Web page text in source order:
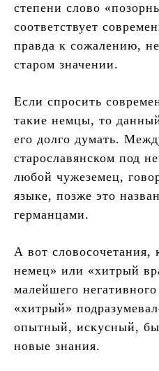
степени слово
соответствует
правда к сожалению, не
старом значении.
Если спросить
такие немцы, то
его долго думать.
старославянском под
любой чужеземец,
языке, позже это
германцами.
А вот словосочетания,
немец» или «хитрый
малейшего
«хитрый»
опытный, искусный,
новые знания.